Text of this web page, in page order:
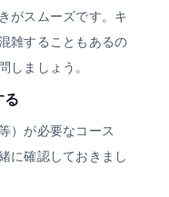
がスムーズです。キ
雑することもあるの
しましょう。
る
）が必要なコース
に確認しておきまし